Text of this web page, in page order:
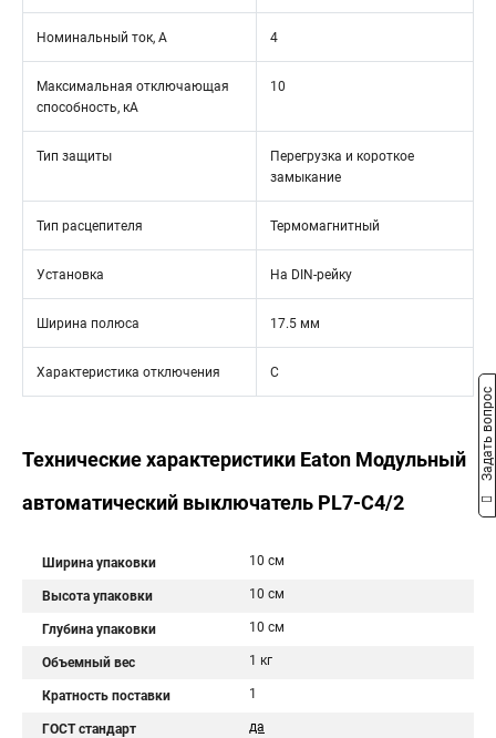
Номинальный ток, А 4
Максимальная отключающая
способность, кА
10
Тип защиты
Перегрузка и короткое
замыкание
Тип расцепителя Термомагнитный
Установка На DIN-рейку
Ширина полюса 17.5 мм
Характеристика отключения C
Технические характеристики Eaton Модульный
автоматический выключатель PL7-C4/2
Ширина упаковки 10 см
Высота упаковки 10 см
Глубина упаковки 10 см
Объемный вес 1 кг
Кратность поставки 1
ГОСТ стандарт да
Задать вопрос